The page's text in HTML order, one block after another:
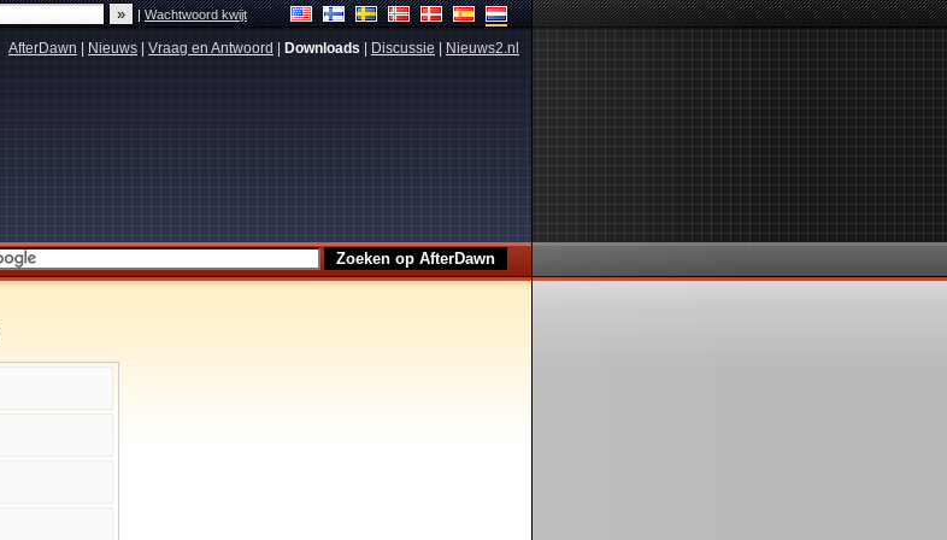
|Wachtwoord kwijt
AfterDawn Nieuws Vraag en Antwoord Downloads Discussie Nieuws2.nl